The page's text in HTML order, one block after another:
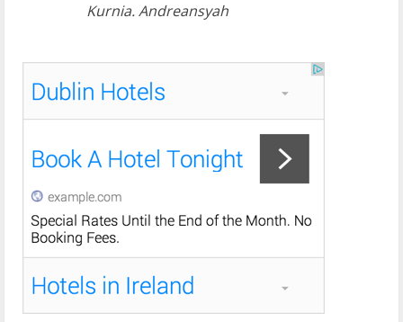
Kurnia. Andreansyah